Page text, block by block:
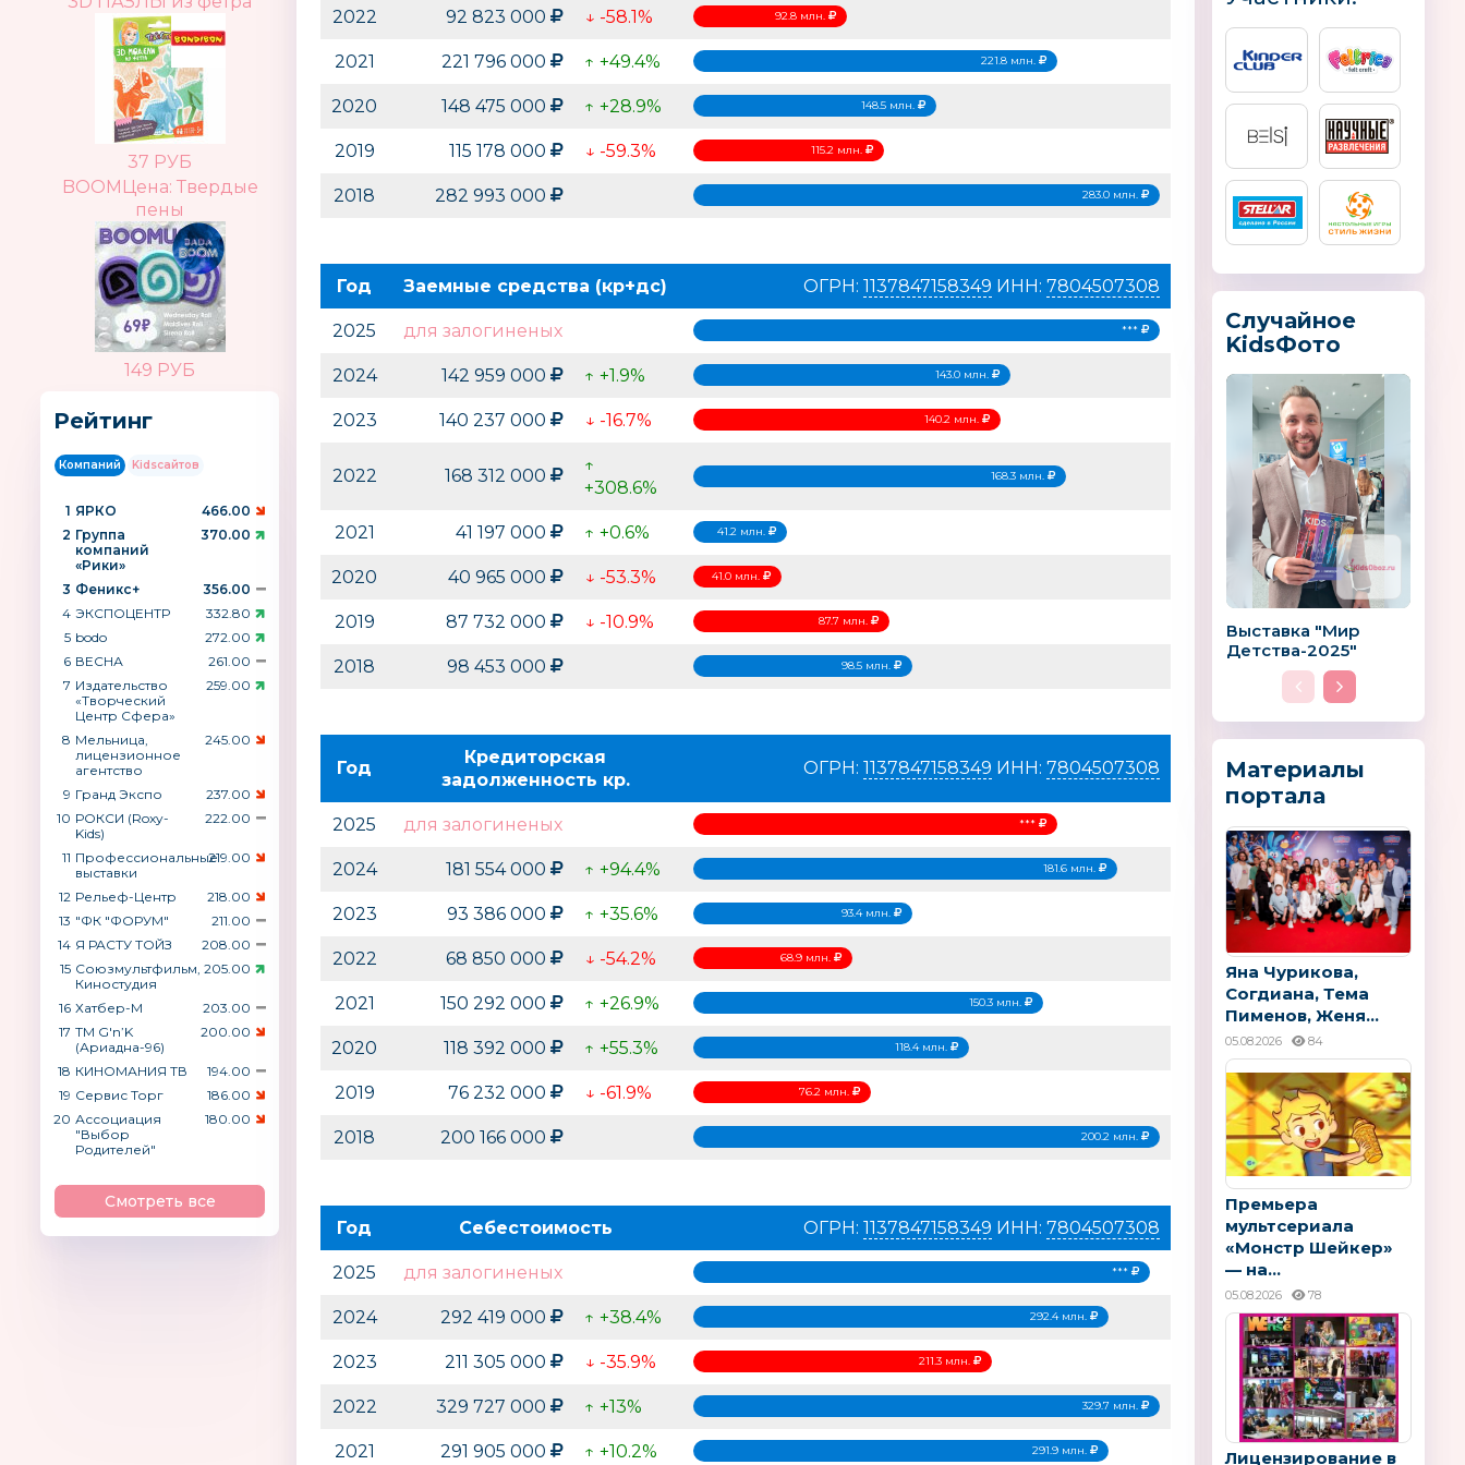
37 РУБ
BOOMЦена: Твердые
пены
149 РУБ
Рейтинг
Компаний Kidsсайтов
1 ЯРКО
466.00
2 Группа
компаний
«Рики»
370.00
3 Феникс+
356.00
4 ЭКСПОЦЕНТР
332.80
5 bodo
272.00
6 ВЕСНА
261.00
7 Издательство
«Творческий
Центр Сфера»
259.00
8 Мельница,
лицензионное
агентство
245.00
9 Гранд Экспо
237.00
10 РОКСИ (Roxy-
Kids)
222.00
11 Профессиональные
выставки
219.00
12 Рельеф-Центр
218.00
13 "ФК "ФОРУМ"
211.00
14 Я РАСТУ ТОЙЗ
208.00
15 Союзмультфильм,
Киностудия
205.00
16 Хатбер-М
203.00
17 ТМ G′n’K
(Ариадна-96)
200.00
18 КИНОМАНИЯ ТВ
194.00
19 Сервис Торг
186.00
20 Ассоциация
"Выбор
Родителей"
180.00
Смотреть все
2022 92 823 000 ↓ -58.1% 92.8 млн.
2021 221 796 000 ↑ +49.4% 221.8 млн.
2020 148 475 000 ↑ +28.9% 148.5 млн.
2019 115 178 000 ↓ -59.3% 115.2 млн.
2018 282 993 000 283.0 млн.
Год Заемные средства (кр+дс) ОГРН: 1137847158349 ИНН: 7804507308
2025 для залогиненых ***
2024 142 959 000 ↑ +1.9% 143.0 млн.
2023 140 237 000 ↓ -16.7% 140.2 млн.
2022 168 312 000
↑
+308.6%
168.3 млн.
2021 41 197 000 ↑ +0.6% 41.2 млн.
2020 40 965 000 ↓ -53.3% 41.0 млн.
2019 87 732 000 ↓ -10.9% 87.7 млн.
2018 98 453 000 98.5 млн.
Год
Кредиторская
задолженность кр.
ОГРН: 1137847158349 ИНН: 7804507308
2025 для залогиненых ***
2024 181 554 000 ↑ +94.4% 181.6 млн.
2023 93 386 000 ↑ +35.6% 93.4 млн.
2022 68 850 000 ↓ -54.2% 68.9 млн.
2021 150 292 000 ↑ +26.9% 150.3 млн.
2020 118 392 000 ↑ +55.3% 118.4 млн.
2019 76 232 000 ↓ -61.9% 76.2 млн.
2018 200 166 000 200.2 млн.
Год Себестоимость ОГРН: 1137847158349 ИНН: 7804507308
2025 для залогиненых ***
2024 292 419 000 ↑ +38.4% 292.4 млн.
2023 211 305 000 ↓ -35.9% 211.3 млн.
2022 329 727 000 ↑ +13% 329.7 млн.
2021 291 905 000 ↑ +10.2% 291.9 млн.
Случайное
KidsФото
Выставка "Мир
Детства-2025"
Материалы
портала
Яна Чурикова,
Согдиана, Тема
Пименов, Женя...
05.08.2026 84
Премьера
мультсериала
«Монстр Шейкер»
— на...
05.08.2026 78
Лицензирование в